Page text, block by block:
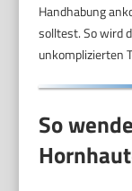
Handhabung
solltest. So wird
unkomplizierten
So